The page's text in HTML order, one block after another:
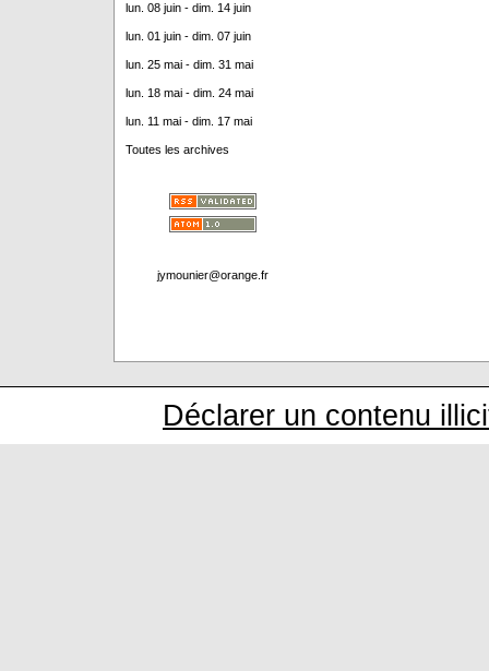
lun. 08 juin - dim. 14 juin
lun. 01 juin - dim. 07 juin
lun. 25 mai - dim. 31 mai
lun. 18 mai - dim. 24 mai
lun. 11 mai - dim. 17 mai
Toutes les archives
jymounier@orange.fr
Déclarer un contenu